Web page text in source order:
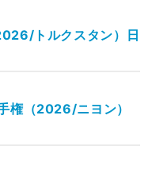
トルクスタン）日
権（2026/ニヨン）